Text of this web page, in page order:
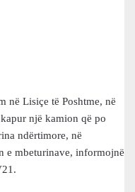
në Lisiçe të Poshtme, në
një kamion që po
ndërtimore, në
e mbeturinave, informojnë